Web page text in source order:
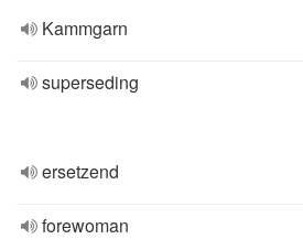
Kammgarn
superseding
ersetzend
forewoman